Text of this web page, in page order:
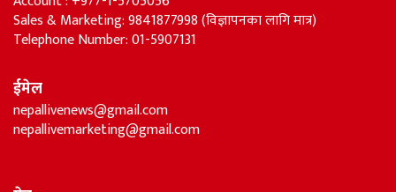
Sales & Marketing: 9841877998 (विज्ञापनका लागि मात्र)
Telephone Number: 01-5907131
ईमेल
nepallivenews@gmail.com
nepallivemarketing@gmail.com